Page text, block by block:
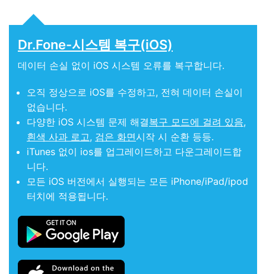
Dr.Fone-시스템 복구(iOS)
데이터 손실 없이 iOS 시스템 오류를 복구합니다.
오직 정상으로 iOS를 수정하고, 전혀 데이터 손실이
없습니다.
다양한 iOS 시스템 문제 해결복구 모드에 걸려 있음,
흰색 사과 로고, 검은 화면시작 시 순환 등등.
iTunes 없이 ios를 업그레이드하고 다운그레이드합
니다.
모든 iOS 버전에서 실행되는 모든 iPhone/iPad/ipod
터치에 적용됩니다.